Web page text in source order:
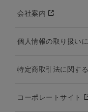
会社案内
個人情報の取り扱い
特定商取引法に関す
コーポレートサイト